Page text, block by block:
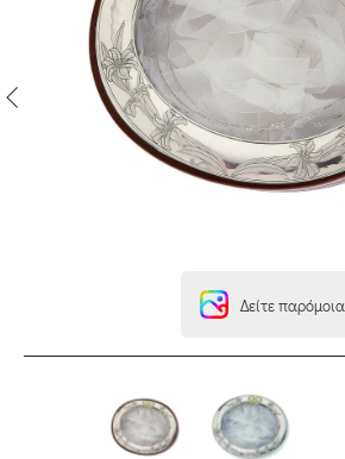
Δείτε παρόμοια